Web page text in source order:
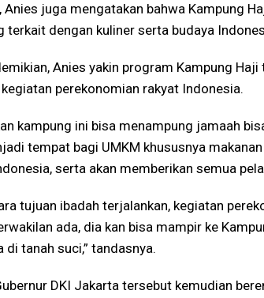
Anies juga mengatakan bahwa Kampung
terkait dengan kuliner serta budaya
Anies yakin program Kampung
perekonomian rakyat Indonesia.
kampung ini bisa menampung jamaah
tempat bagi UMKM khususnya
serta akan memberikan semua
tujuan ibadah terjalankan, kegiatan
ada, dia kan bisa mampir ke
di tanah suci,” tandasnya.
DKI Jakarta tersebut kemudian